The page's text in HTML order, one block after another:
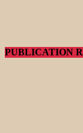
PUBLICATION